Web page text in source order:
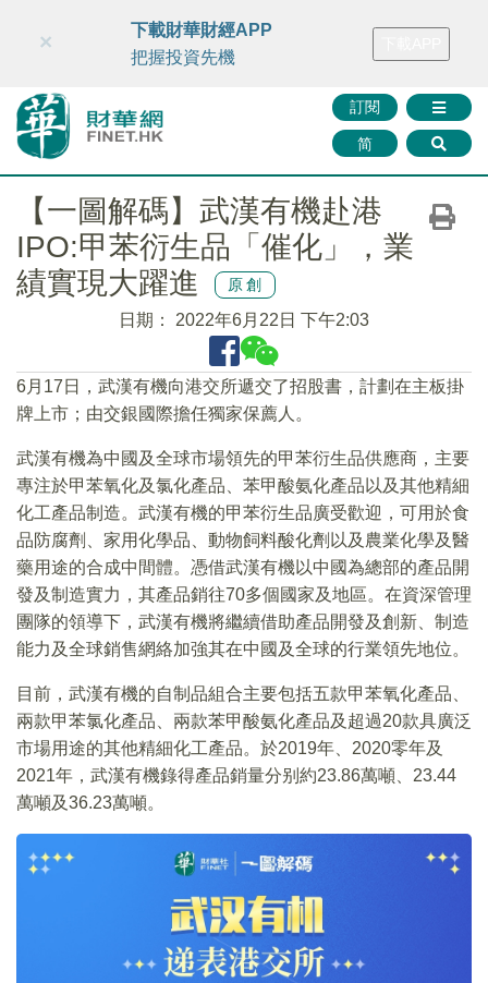
財華智庫網 FINTV FINMETA 財華證券 媒體矩陣
訂閱
简
×
下載財華財經APP
把握投資先機
【一圖解碼】武漢有機赴港
IPO:甲苯衍生品「催化」，業
績實現大躍進
原創
日期： 2022年6月22日 下午2:03
6月17日，武漢有機向港交所遞交了招股書，計劃在主板掛
牌上市；由交銀國際擔任獨家保薦人。
武漢有機為中國及全球市場領先的甲苯衍生品供應商，主要
專注於甲苯氧化及氯化產品、苯甲酸氨化產品以及其他精細
化工產品制造。武漢有機的甲苯衍生品廣受歡迎，可用於食
品防腐劑、家用化學品、動物飼料酸化劑以及農業化學及醫
藥用途的合成中間體。憑借武漢有機以中國為總部的產品開
發及制造實力，其產品銷往70多個國家及地區。在資深管理
團隊的領導下，武漢有機將繼續借助產品開發及創新、制造
能力及全球銷售網絡加強其在中國及全球的行業領先地位。
目前，武漢有機的自制品組合主要包括五款甲苯氧化產品、
兩款甲苯氯化產品、兩款苯甲酸氨化產品及超過20款具廣泛
市場用途的其他精細化工產品。於2019年、2020零年及
2021年，武漢有機錄得產品銷量分别約23.86萬噸、23.44
萬噸及36.23萬噸。